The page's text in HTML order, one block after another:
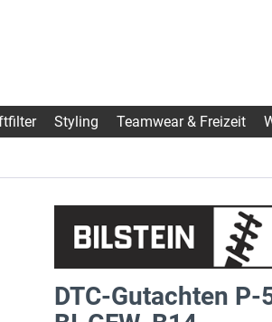
Styling Teamwear & Freizeit
DTC-Gutachten